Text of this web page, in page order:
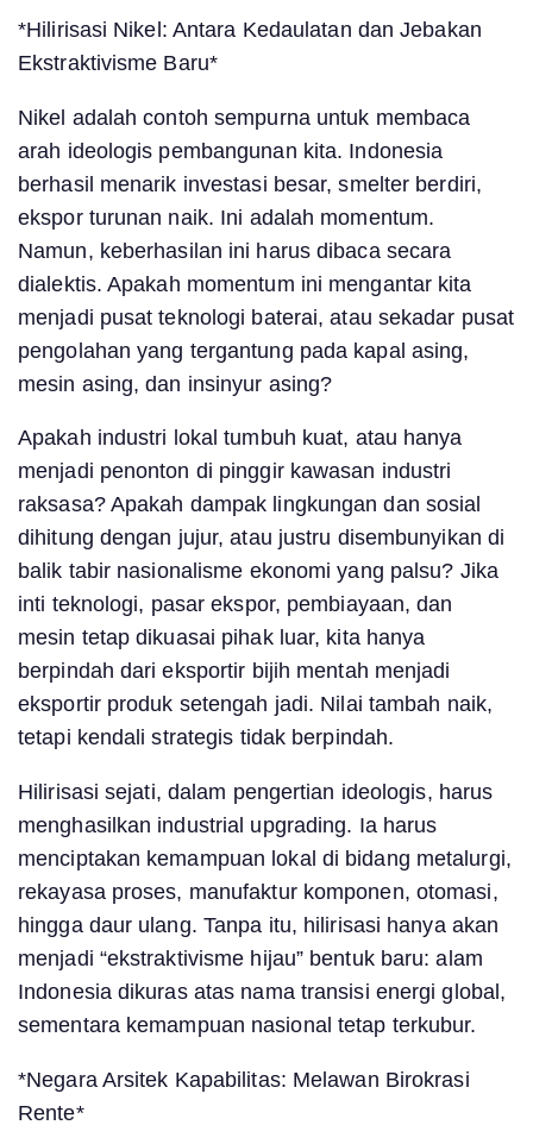
*Hilirisasi Nikel: Antara Kedaulatan dan Jebakan
Ekstraktivisme Baru*
Nikel adalah contoh sempurna untuk membaca
arah ideologis pembangunan kita. Indonesia
berhasil menarik investasi besar, smelter berdiri,
ekspor turunan naik. Ini adalah momentum.
Namun, keberhasilan ini harus dibaca secara
dialektis. Apakah momentum ini mengantar kita
menjadi pusat teknologi baterai, atau sekadar pusat
pengolahan yang tergantung pada kapal asing,
mesin asing, dan insinyur asing?
Apakah industri lokal tumbuh kuat, atau hanya
menjadi penonton di pinggir kawasan industri
raksasa? Apakah dampak lingkungan dan sosial
dihitung dengan jujur, atau justru disembunyikan di
balik tabir nasionalisme ekonomi yang palsu? Jika
inti teknologi, pasar ekspor, pembiayaan, dan
mesin tetap dikuasai pihak luar, kita hanya
berpindah dari eksportir bijih mentah menjadi
eksportir produk setengah jadi. Nilai tambah naik,
tetapi kendali strategis tidak berpindah.
Hilirisasi sejati, dalam pengertian ideologis, harus
menghasilkan industrial upgrading. Ia harus
menciptakan kemampuan lokal di bidang metalurgi,
rekayasa proses, manufaktur komponen, otomasi,
hingga daur ulang. Tanpa itu, hilirisasi hanya akan
menjadi “ekstraktivisme hijau” bentuk baru: alam
Indonesia dikuras atas nama transisi energi global,
sementara kemampuan nasional tetap terkubur.
*Negara Arsitek Kapabilitas: Melawan Birokrasi
Rente*